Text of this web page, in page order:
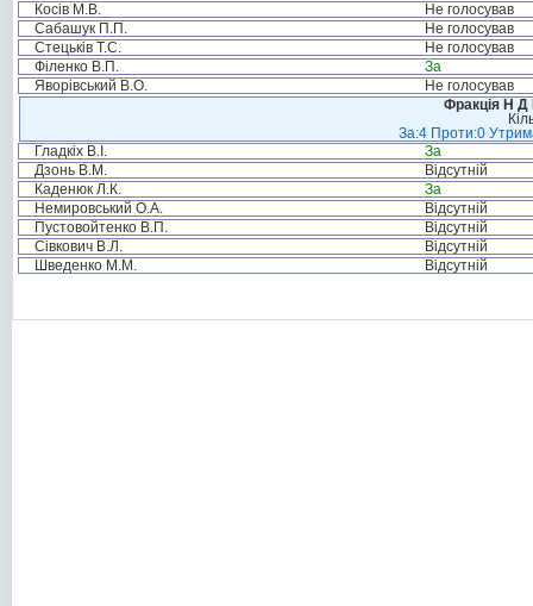
Косів М.В.
Не голосував
Сабашук П.П.
Не голосував
Стецьків Т.С.
Не голосував
Філенко В.П.
За
Яворівський В.О.
Не голосував
Фракція Н Д
За:4 Проти:0
Гладкіх В.І.
За
Дзонь В.М.
Відсутній
Каденюк Л.К.
За
Немировський О.А.
Відсутній
Пустовойтенко В.П.
Відсутній
Сівкович В.Л.
Відсутній
Шведенко М.М.
Відсутній